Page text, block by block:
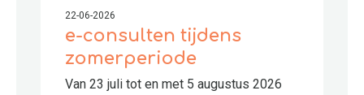
22-06-2026
e-consulten tijdens
zomerperiode
Van 23 juli tot en met 5 augustus 2026